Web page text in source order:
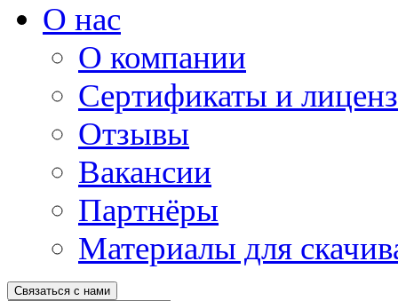
О нас
О компании
Сертификаты и
Отзывы
Вакансии
Партнёры
Материалы для
Связаться с нами